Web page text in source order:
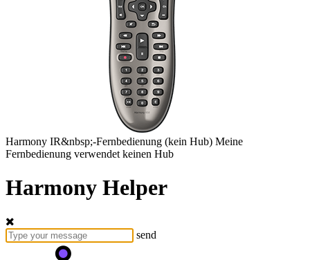
Harmony IR&nbsp;-Fernbedienung (kein Hub) Meine
Fernbedienung verwendet keinen Hub
Harmony Helper
send